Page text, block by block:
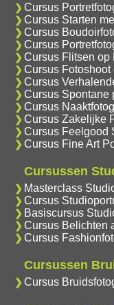
Cursus
Cursus Starten
Cursus
Cursus
Cursus Flitsen op
Cursus Fotoshoot
Cursus
Cursus Spontane
Cursus
Cursus Zakelijke
Cursus Feelgood
Cursus Fine Art
Cursussen
Masterclass
Cursus
Basiscursus
Cursus Belichten
Cursus
Cursussen
Cursus